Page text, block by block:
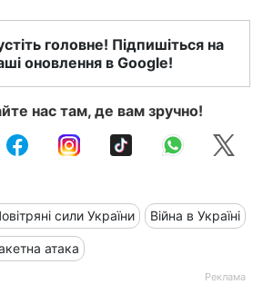
головне! Підпишіться на
оновлення в Google!
нас там, де вам зручно!
сили України Війна в Україні
атака